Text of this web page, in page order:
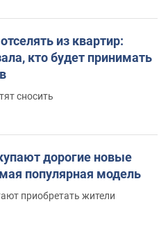
из квартир:
кто будет принимать
сносить
дорогие новые
популярная модель
приобретать жители